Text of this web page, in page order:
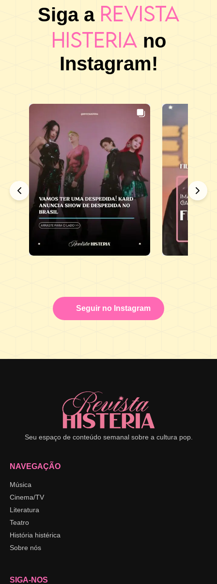
Siga a Revista
Histeria no
Instagram!
Seguir no Instagram
Seu espaço de conteúdo semanal sobre a cultura pop.
NAVEGAÇÃO
Música
Cinema/TV
Literatura
Teatro
História histérica
Sobre nós
SIGA-NOS